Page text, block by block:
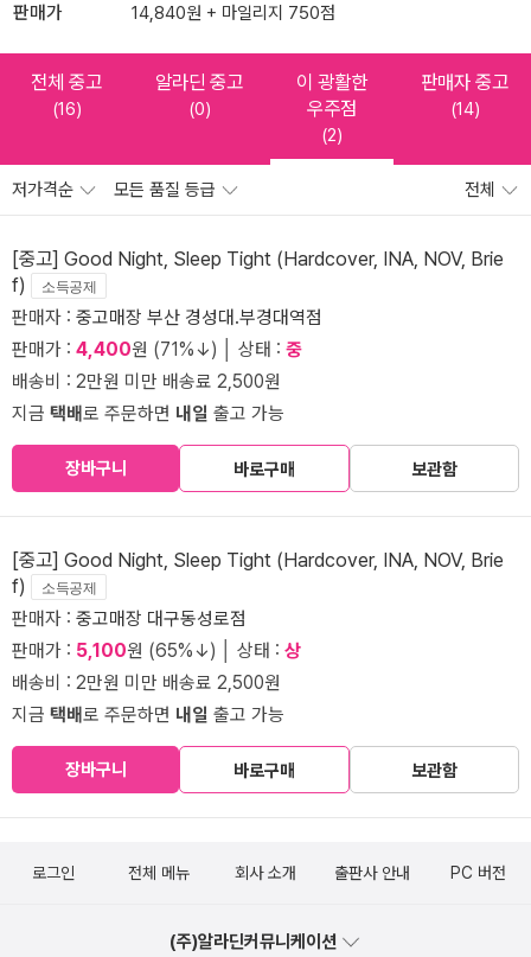
판매가 14,840원 + 마일리지 750점
전체 중고
(16)
알라딘 중고
(0)
이 광활한
우주점
(2)
판매자 중고
(14)
저가격순 모든 품질 등급 전체
[중고] Good Night, Sleep Tight (Hardcover, INA, NOV, Brie
f)
소득공제
판매자 : 중고매장 부산 경성대.부경대역점
판매가 : 4,400원 (71%↓) │ 상태 : 중
배송비 : 2만원 미만 배송료 2,500원
지금 택배로 주문하면 내일 출고 가능
장바구니 바로구매 보관함
[중고] Good Night, Sleep Tight (Hardcover, INA, NOV, Brie
f)
소득공제
판매자 : 중고매장 대구동성로점
판매가 : 5,100원 (65%↓) │ 상태 : 상
배송비 : 2만원 미만 배송료 2,500원
지금 택배로 주문하면 내일 출고 가능
장바구니 바로구매 보관함
로그인 전체 메뉴 회사 소개 출판사 안내 PC 버전
(주)알라딘커뮤니케이션